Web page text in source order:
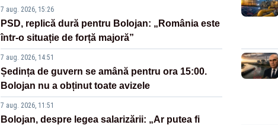
7 aug. 2026, 15:26
PSD, replică dură pentru Bolojan: „România este
într-o situație de forță majoră”
7 aug. 2026, 14:51
Ședința de guvern se amână pentru ora 15:00.
Bolojan nu a obținut toate avizele
7 aug. 2026, 11:51
Bolojan, despre legea salarizării: „Ar putea fi